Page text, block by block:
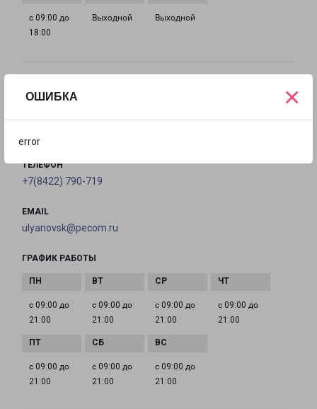
ОШИБКА
error
×
с 09:00 до
18:00
Выходной Выходной
Ульяновск, улица Гончарова, 7
ТЕЛЕФОН
+7(8422) 790-719
EMAIL
ulyanovsk@pecom.ru
ГРАФИК РАБОТЫ
с 09:00 до
21:00
с 09:00 до
21:00
с 09:00 до
21:00
с 09:00 до
21:00
с 09:00 до
21:00
с 09:00 до
21:00
с 09:00 до
21:00